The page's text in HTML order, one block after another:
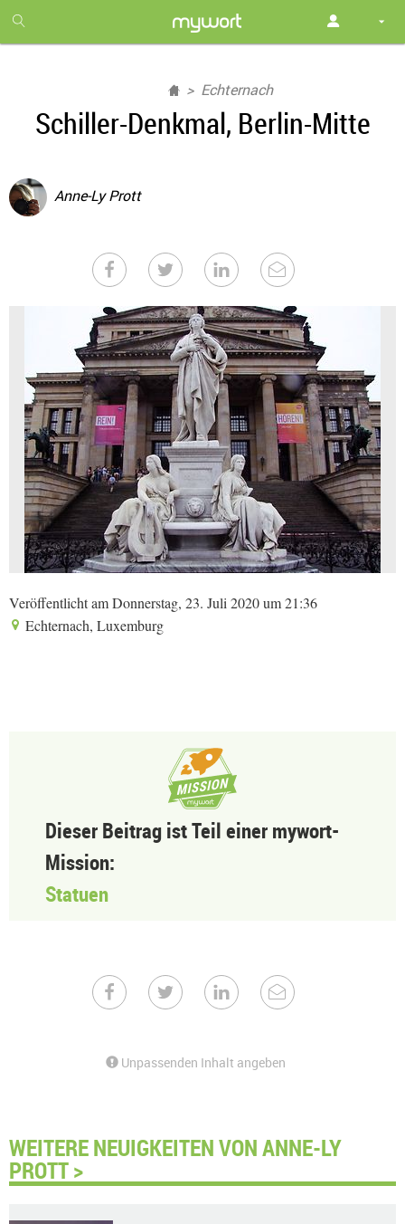
month
free
Echternach
Schiller-Denkmal, Berlin-Mitte
Anne-Ly Prott
Veröffentlicht am Donnerstag, 23. Juli 2020 um 21:36
Echternach, Luxemburg
Dieser Beitrag ist Teil einer mywort-
Mission:
Statuen
Unpassenden Inhalt angeben
WEITERE NEUIGKEITEN VON ANNE-LY
PROTT >